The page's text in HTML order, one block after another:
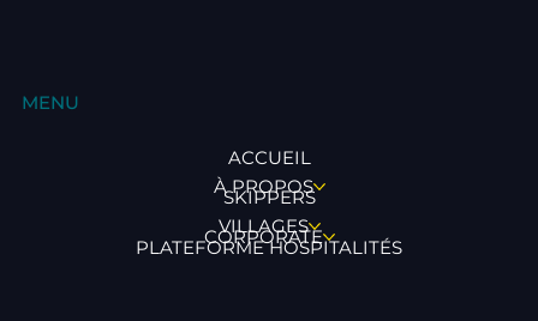
MENU
ACCUEIL
À PROPOS
SKIPPERS
VILLAGES
CORPORATE
PLATEFORME HOSPITALITÉS